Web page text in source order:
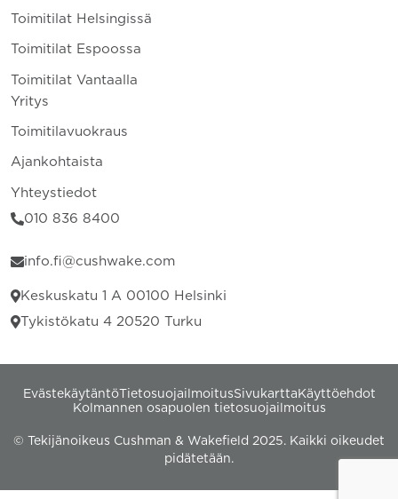
Toimitilat Helsingissä
Toimitilat Espoossa
Toimitilat Vantaalla
Yritys
Toimitilavuokraus
Ajankohtaista
Yhteystiedot
010 836 8400
info.fi@cushwake.com
Keskuskatu 1 A 00100 Helsinki
Tykistökatu 4 20520 Turku
EvästekäytäntöTietosuojailmoitusSivukartta Käyttöehdot
Kolmannen osapuolen tietosuojailmoitus
© Tekijänoikeus Cushman & Wakefield 2025. Kaikki oikeudet
pidätetään.